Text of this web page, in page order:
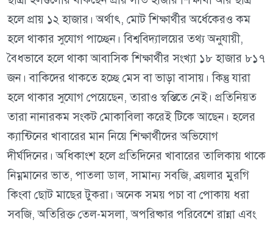
হলে প্রায় ১২ হাজার। অর্থাৎ, মোট শিক্ষার্থীর অর্ধেকেরও কম
হলে থাকার সুযোগ পাচ্ছেন। বিশ্ববিদ্যালয়ের তথ্য অনুযায়ী,
বৈধভাবে হলে থাকা আবাসিক শিক্ষার্থীর সংখ্যা ১৮ হাজার ৮১৭
জন। বাকিদের থাকতে হচ্ছে মেস বা ভাড়া বাসায়। কিন্তু যারা
হলে থাকার সুযোগ পেয়েছেন, তারাও স্বস্তিতে নেই। প্রতিনিয়ত
তারা নানারকম সংকট মোকাবিলা করেই টিকে আছেন। হলের
ক্যান্টিনের খাবারের মান নিয়ে শিক্ষার্থীদের অভিযোগ
দীর্ঘদিনের। অধিকাংশ হলে প্রতিদিনের খাবারের তালিকায় থাকে
নিম্নমানের ভাত, পাতলা ডাল, সামান্য সবজি, ব্রয়লার মুরগি
কিংবা ছোট মাছের টুকরা। অনেক সময় পচা বা পোকায় ধরা
সবজি, অতিরিক্ত তেল-মসলা, অপরিষ্কার পরিবেশে রান্না এবং